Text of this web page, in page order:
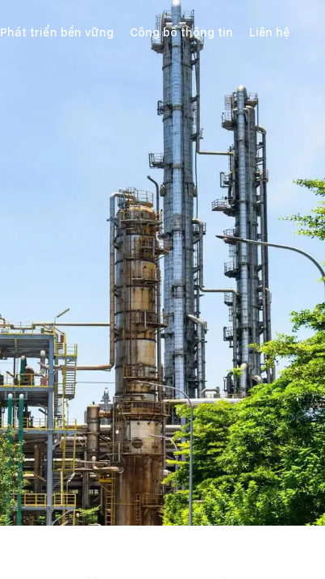
Phát triển bền vững Công bố thông tin Liên hệ